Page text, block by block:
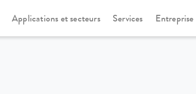
Applications et secteurs Services Entreprise